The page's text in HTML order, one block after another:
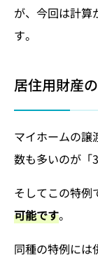
が、今回は計算
す。
居住用財産
マイホームの譲
数も多いのが「
そしてこの特例
可能です。
同種の特例には